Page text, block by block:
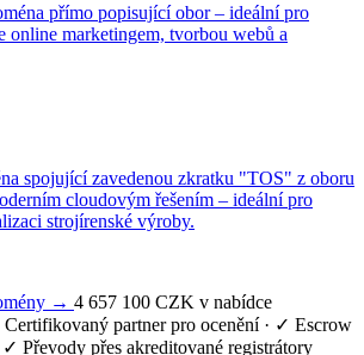
přímo popisující obor – ideální pro
online marketingem, tvorbou webů a
spojující zavedenou zkratku "TOS" z oboru
cloudovým řešením – ideální pro
strojírenské výroby.
→ 4 657 100 CZK v nabídce
partner pro ocenění · ✓ Escrow
✓ Převody přes akreditované registrátory